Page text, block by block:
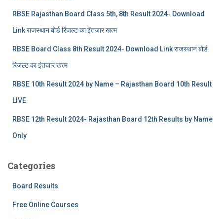
RBSE Rajasthan Board Class 5th, 8th Result 2024- Download
Link राजस्थान बोर्ड रिजल्‍ट का इंतजार खत्‍म
RBSE Board Class 8th Result 2024- Download Link राजस्थान बोर्ड
रिजल्‍ट का इंतजार खत्‍म
RBSE 10th Result 2024 by Name – Rajasthan Board 10th Result
LIVE
RBSE 12th Result 2024- Rajasthan Board 12th Results by Name
Only
Categories
Board Results
Free Online Courses